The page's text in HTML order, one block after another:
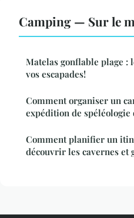
Camping — Sur le
Matelas gonflable plage :
vos escapades!
Comment organiser un
expédition de spéléologie
Comment planifier un
découvrir les cavernes et